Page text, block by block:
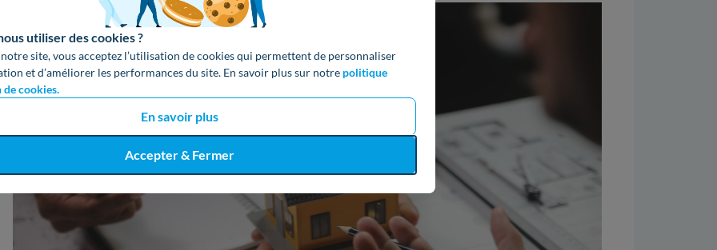
utiliser des cookies ?
site, vous acceptez l’utilisation de cookies qui permettent de personnaliser
et d’améliorer les performances du site. En savoir plus sur notre politique
cookies.
En savoir plus
Accepter & Fermer